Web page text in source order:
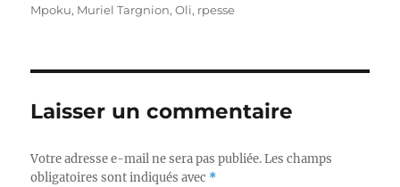
Mpoku, Muriel Targnion,Oli, rpesse
Laisser un commentaire
Votre adresse e-mail ne sera pas publiée. Les champs
obligatoires sont indiqués avec *